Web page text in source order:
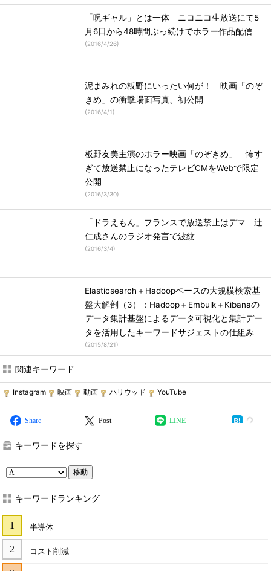
「呪ギャル」とは一体 ニコニコ生放送にて5
月6日から48時間ぶっ続けでホラー作品配信
(2016/4/26)
泥まみれの板野にいったい何が！ 映画「のぞ
きめ」の衝撃場面写真、初公開
(2016/4/1)
板野友美主演のホラー映画「のぞきめ」 怖す
ぎて放送禁止になったテレビCMをWebで限定
公開
(2016/3/30)
「ドラえもん」フランスで放送禁止はデマ 辻
仁成さんのラジオ発言で波紋
(2016/3/4)
Elasticsearch＋Hadoopベースの大規模検索基
盤大解剖（3）：Hadoop＋Embulk＋Kibanaの
データ集計基盤によるデータ可視化と集計デー
タを活用したキーワードサジェストの仕組み
(2015/8/21)
関連キーワード
Instagram 映画 動画 ハリウッド YouTube
Share Post LINE
キーワードを探す
移動
キーワードランキング
半導体
コスト削減